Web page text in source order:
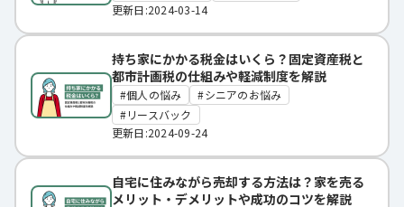
更新日:2024-03-14
持ち家にかかる税金はいくら？固定資産税と
都市計画税の仕組みや軽減制度を解説
個人の悩み
シニアのお悩み
リースバック
更新日:2024-09-24
自宅に住みながら売却する方法は？家を売る
メリット・デメリットや成功のコツを解説